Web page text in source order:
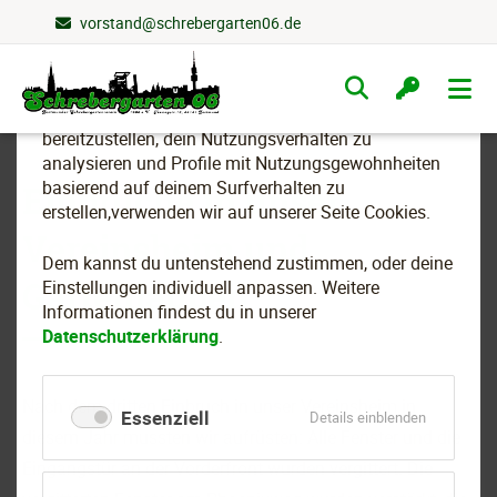
Wir nutzen Cookies
Um essenzielle Funktionen dieser Webseite
bereitzustellen, dein Nutzungsverhalten zu
analysieren und Profile mit Nutzungsgewohnheiten
basierend auf deinem Surfverhalten zu
erstellen,verwenden wir auf unserer Seite Cookies.
Dem kannst du untenstehend zustimmen, oder deine
Einstellungen individuell anpassen. Weitere
Informationen findest du in unserer
Datenschutzerklärung.
Essenziell Details einblendenfür
vorstand@schrebergarten06.de
Navigation
überspringen
Einbrüche in unser
Vereinsheim und
Gartenlauben
Nach dem dritten Einbruch in unser Vereinsheim in
Eingangstür an der Vorderfront wurden vergittert. Die